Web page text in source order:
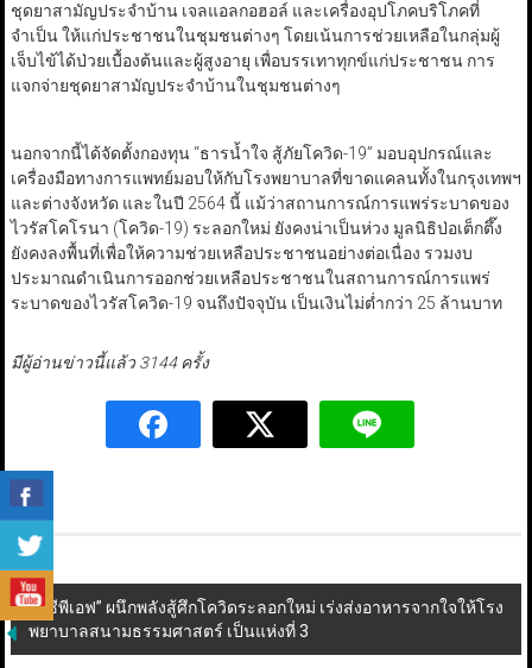
ชุดยาสามัญประจำบ้าน เจลแอลกอฮอล์ และเครื่องอุปโภคบริโภคที่
จำเป็น ให้แก่ประชาชนในชุมชนต่างๆ โดยเน้นการช่วยเหลือในกลุ่มผู้
เจ็บไข้ได้ป่วยเบื้องต้นและผู้สูงอายุ เพื่อบรรเทาทุกข์แก่ประชาชน การ
แจกจ่ายชุดยาสามัญประจำบ้านในชุมชนต่างๆ
นอกจากนี้ได้จัดตั้งกองทุน “ธารน้ำใจ สู้ภัยโควิด-19” มอบอุปกรณ์และ
เครื่องมือทางการแพทย์มอบให้กับโรงพยาบาลที่ขาดแคลนทั้งในกรุงเทพฯ
และต่างจังหวัด และในปี 2564 นี้ แม้ว่าสถานการณ์การแพร่ระบาดของ
ไวรัสโคโรนา (โควิด-19) ระลอกใหม่ ยังคงน่าเป็นห่วง มูลนิธิป่อเต็กตึ๊ง
ยังคงลงพื้นที่เพื่อให้ความช่วยเหลือประชาชนอย่างต่อเนื่อง รวมงบ
ประมาณดำเนินการออกช่วยเหลือประชาชนในสถานการณ์การแพร่
ระบาดของไวรัสโควิด-19 จนถึงปัจจุบัน เป็นเงินไม่ต่ำกว่า 25 ล้านบาท
มีผู้อ่านข่าวนี้แล้ว 3144 ครั้ง
Post
navigation
“ซีพีเอฟ” ผนึกพลังสู้ศึกโควิดระลอกใหม่ เร่งส่งอาหารจากใจให้โรง
พยาบาลสนามธรรมศาสตร์ เป็นแห่งที่ 3